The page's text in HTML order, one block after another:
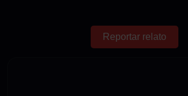
Reportar relato